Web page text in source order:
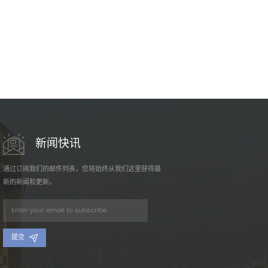
新闻快讯
通过订阅我们的邮件列表，您将始终从我们这里获得最
新的新闻和更新。
提交